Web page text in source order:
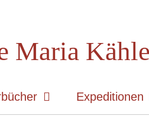
Maria
Expeditionen